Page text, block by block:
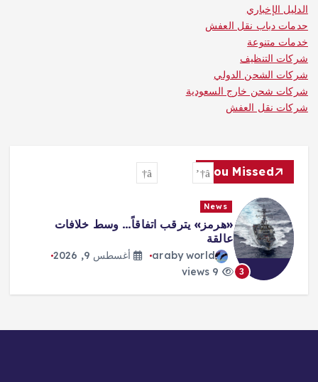
الدليل الإخباري
حدمات دباب نقل العفش
خدمات متنوعة
شركات التنظيف
شركات الشحن الدولي
شركات شحن خارج السعودية
شركات نقل العفش
You Missed
3
News
«هرمز» يترقب اتفاقاً… وسط خلافات
عالقة
araby world
أغسطس 9, 2026